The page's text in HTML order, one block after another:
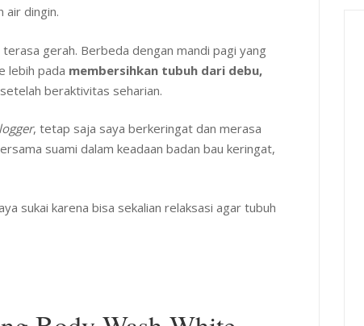
air dingin.
gerah. Berbeda dengan mandi pagi yang
lebih pada membersihkan tubuh dari debu,
beraktivitas seharian.
, tetap saja saya berkeringat dan merasa
suami dalam keadaan badan bau keringat,
sukai karena bisa sekalian relaksasi agar tubuh